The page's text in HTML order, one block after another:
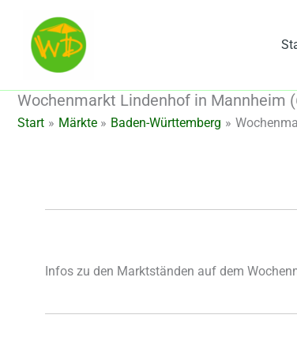
springen
Wochenmarkt Lindenhof in Mannheim
Start Märkte Baden-Württemberg
Infos zu den Marktständen auf dem